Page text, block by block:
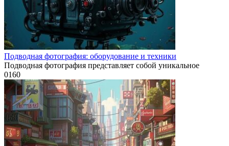
Подводная фотография: оборудование и техники
Подводная фотография представляет собой уникальное
0160